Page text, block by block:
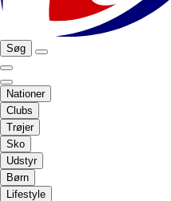
Søg
Nationer
Clubs
Trøjer
Sko
Udstyr
Børn
Lifestyle